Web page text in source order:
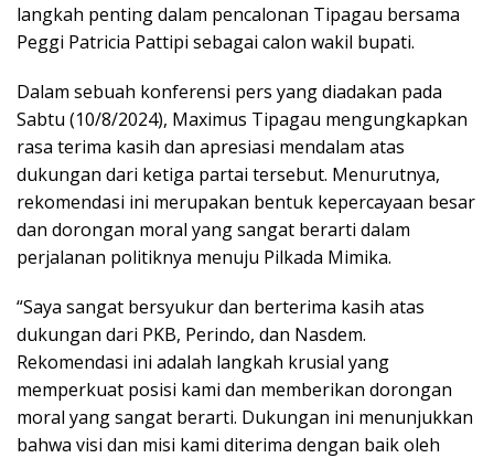
langkah penting dalam pencalonan Tipagau bersama
Peggi Patricia Pattipi sebagai calon wakil bupati.
Dalam sebuah konferensi pers yang diadakan pada
Sabtu (10/8/2024), Maximus Tipagau mengungkapkan
rasa terima kasih dan apresiasi mendalam atas
dukungan dari ketiga partai tersebut. Menurutnya,
rekomendasi ini merupakan bentuk kepercayaan besar
dan dorongan moral yang sangat berarti dalam
perjalanan politiknya menuju Pilkada Mimika.
“Saya sangat bersyukur dan berterima kasih atas
dukungan dari PKB, Perindo, dan Nasdem.
Rekomendasi ini adalah langkah krusial yang
memperkuat posisi kami dan memberikan dorongan
moral yang sangat berarti. Dukungan ini menunjukkan
bahwa visi dan misi kami diterima dengan baik oleh